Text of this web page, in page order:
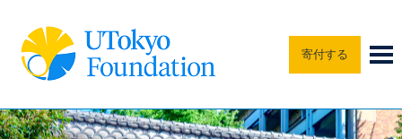
寄付する